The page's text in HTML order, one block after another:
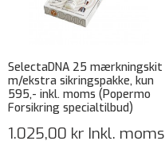
SelectaDNA 25 mærkningskit
m/ekstra sikringspakke, kun
595,- inkl. moms (Popermo
Forsikring specialtilbud)
1.025,00 kr Inkl. moms